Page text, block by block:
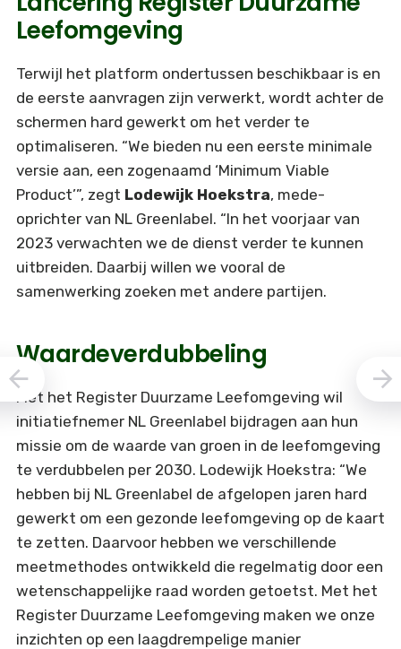
Leefomgeving
Terwijl het platform ondertussen beschikbaar is en
de eerste aanvragen zijn verwerkt, wordt achter de
schermen hard gewerkt om het verder te
optimaliseren. “We bieden nu een eerste minimale
versie aan, een zogenaamd ‘Minimum Viable
Product’”, zegt Lodewijk Hoekstra, mede-
oprichter van NL Greenlabel. “In het voorjaar van
2023 verwachten we de dienst verder te kunnen
uitbreiden. Daarbij willen we vooral de
samenwerking zoeken met andere partijen.
Waardeverdubbeling
Met het Register Duurzame Leefomgeving wil
initiatiefnemer NL Greenlabel bijdragen aan hun
missie om de waarde van groen in de leefomgeving
te verdubbelen per 2030. Lodewijk Hoekstra: “We
hebben bij NL Greenlabel de afgelopen jaren hard
gewerkt om een gezonde leefomgeving op de kaart
te zetten. Daarvoor hebben we verschillende
meetmethodes ontwikkeld die regelmatig door een
wetenschappelijke raad worden getoetst. Met het
Register Duurzame Leefomgeving maken we onze
inzichten op een laagdrempelige manier